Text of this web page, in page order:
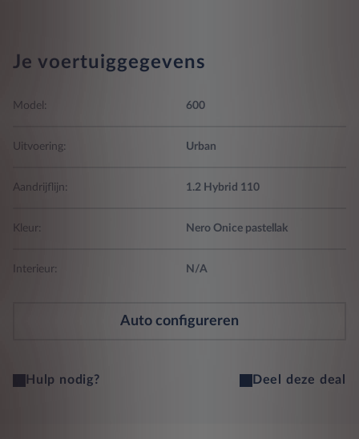
Je voertuiggegevens
Model: 600
Uitvoering: Urban
Aandrijflijn: 1.2 Hybrid 110
Kleur: Nero Onice pastellak
Interieur: N/A
Auto configureren
Hulp nodig? Deel deze deal